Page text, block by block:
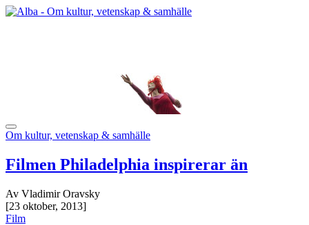
Om kultur, vetenskap & samhälle
Filmen Philadelphia inspirerar än
Av Vladimir Oravsky
[23 oktober, 2013]
Film